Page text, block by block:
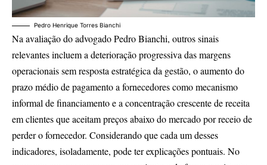
Pedro Henrique Torres Bianchi
Na avaliação do advogado Pedro Bianchi, outros sinais
relevantes incluem a deterioração progressiva das margens
operacionais sem resposta estratégica da gestão, o aumento do
prazo médio de pagamento a fornecedores como mecanismo
informal de financiamento e a concentração crescente de receita
em clientes que aceitam preços abaixo do mercado por receio de
perder o fornecedor. Considerando que cada um desses
indicadores, isoladamente, pode ter explicações pontuais. No